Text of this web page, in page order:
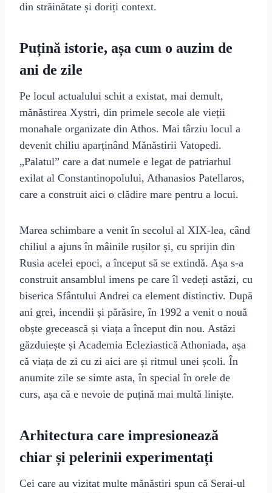
din străinătate și doriți context.
Puțină istorie, așa cum o auzim de
ani de zile
Pe locul actualului schit a existat, mai demult,
mănăstirea Xystri, din primele secole ale vieții
monahale organizate din Athos. Mai târziu locul a
devenit chiliu aparținând Mănăstirii Vatopedi.
„Palatul” care a dat numele e legat de patriarhul
exilat al Constantinopolului, Athanasios Patellaros,
care a construit aici o clădire mare pentru a locui.
Marea schimbare a venit în secolul al XIX-lea, când
chiliul a ajuns în mâinile rușilor și, cu sprijin din
Rusia acelei epoci, a început să se extindă. Așa s-a
construit ansamblul imens pe care îl vedeți astăzi, cu
biserica Sfântului Andrei ca element distinctiv. După
ani grei, incendii și părăsire, în 1992 a venit o nouă
obște grecească și viața a început din nou. Astăzi
găzduiește și Academia Ecleziastică Athoniada, așa
că viața de zi cu zi aici are și ritmul unei școli. În
anumite zile se simte asta, în special în orele de
curs, așa că e nevoie de puțină mai multă liniște.
Arhitectura care impresionează
chiar și pelerinii experimentați
Cei care au vizitat multe mănăstiri spun că Serai-ul